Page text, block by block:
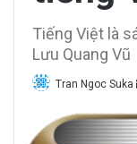
Tiếng Việt là
Lưu Quang Vũ
Tran Ngoc Suka